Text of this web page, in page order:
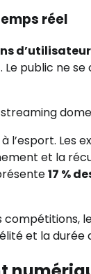
réel
public ne
l’esport. Les
et la
17 %
et la durée